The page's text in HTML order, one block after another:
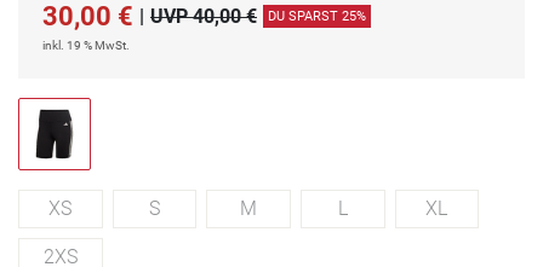
30,00 € | UVP 40,00 € DU SPARST 25%
inkl. 19 % MwSt.
XS S M L XL
2XS